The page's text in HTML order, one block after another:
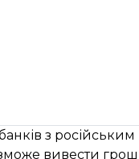
з
вивести